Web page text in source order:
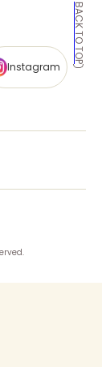
BACK TO TOP
Instagram